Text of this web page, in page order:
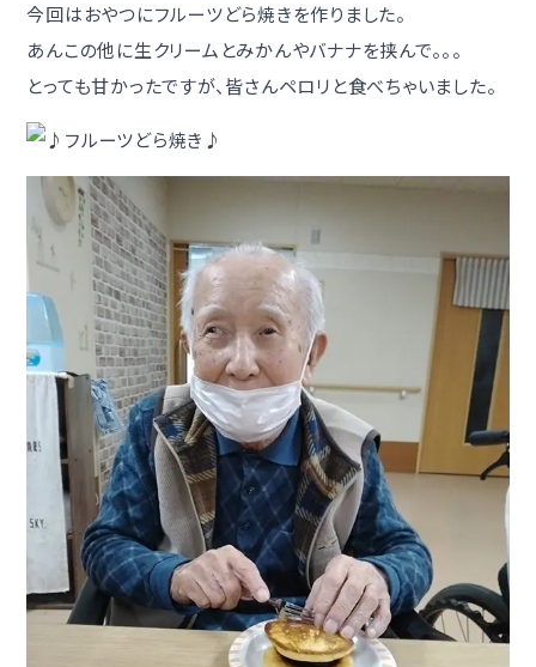
今回はおやつにフルーツどら焼きを作りました。
あんこの他に生クリームとみかんやバナナを挟んで。。。
とっても甘かったですが、皆さんペロリと食べちゃいました。